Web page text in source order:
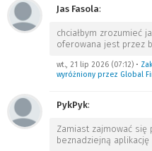
Jas Fasola:
chciałbym zrozumieć
oferowana jest przez
wt., 21 lip 2026 (07:12) •
wyróżniony przez Global
PykPyk:
Zamiast zajmować się
beznadziejną